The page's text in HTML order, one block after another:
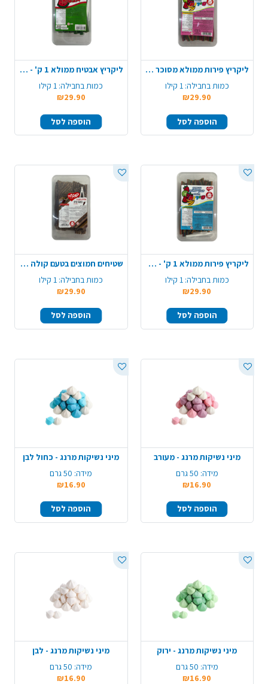
ליקריץ פירות ממולא מסוכר 1 ק' - צבעוני
כמות בחבילה: 1 קילו
₪29.90
הוספה לסל
ליקריץ אבטיח ממולא 1 ק' - ירוק אדום
כמות בחבילה: 1 קילו
₪29.90
הוספה לסל
ליקריץ פירות ממולא 1 ק' - צבעוני
כמות בחבילה: 1 קילו
₪29.90
הוספה לסל
שטיחים חמוצים בטעם קולה 1 ק' - חום
כמות בחבילה: 1 קילו
₪29.90
הוספה לסל
מיני נשיקות מרנג - מעורב
מידה: 50 גרם
₪16.90
הוספה לסל
מיני נשיקות מרנג - כחול לבן
מידה: 50 גרם
₪16.90
הוספה לסל
מיני נשיקות מרנג - ירוק
מידה: 50 גרם
₪16.90
מיני נשיקות מרנג - לבן
מידה: 50 גרם
₪16.90